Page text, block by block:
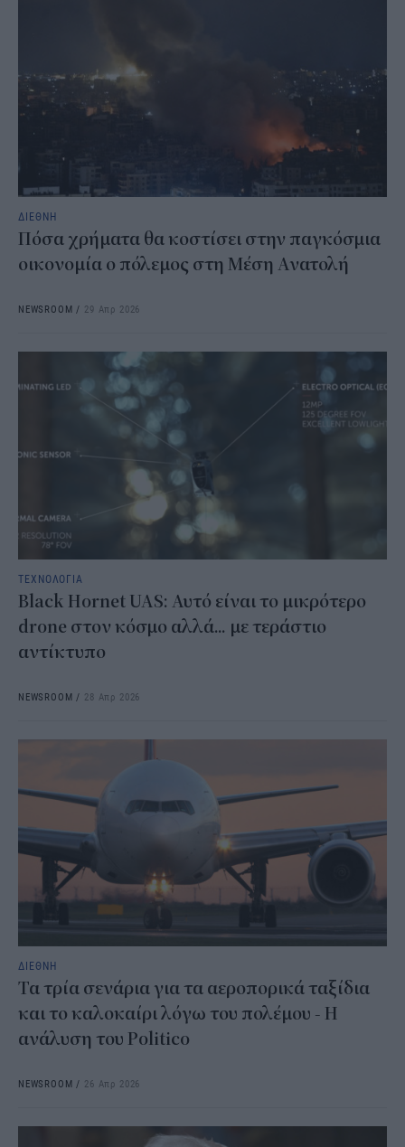
ΔΙΕΘΝΗ
Πόσα χρήματα θα κοστίσει στην παγκόσμια
οικονομία ο πόλεμος στη Μέση Ανατολή
NEWSROOM / 29 Απρ 2026
ΤΕΧΝΟΛΟΓΙΑ
Black Hornet UAS: Αυτό είναι το μικρότερο
drone στον κόσμο αλλά... με τεράστιο
αντίκτυπο
NEWSROOM / 28 Απρ 2026
ΔΙΕΘΝΗ
Τα τρία σενάρια για τα αεροπορικά ταξίδια
και το καλοκαίρι λόγω του πολέμου - Η
ανάλυση του Politico
NEWSROOM / 26 Απρ 2026